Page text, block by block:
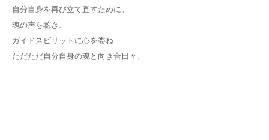
自分自身を再び立て直すために。
魂の声を聴き、
ガイドスピリットに心を委ね
ただただ自分自身の魂と向き合日々。